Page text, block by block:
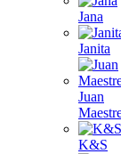
Jana
Janita
Juan
K&S